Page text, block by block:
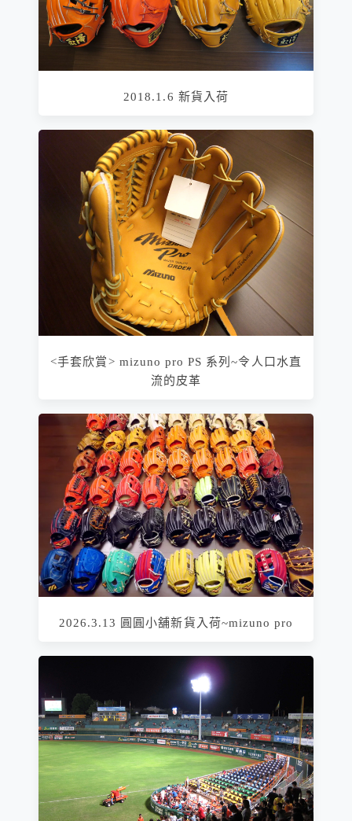
2018.1.6 新貨入荷
<手套欣賞> mizuno pro PS 系列~令人口水直
流的皮革
2026.3.13 圓圓小舖新貨入荷~mizuno pro